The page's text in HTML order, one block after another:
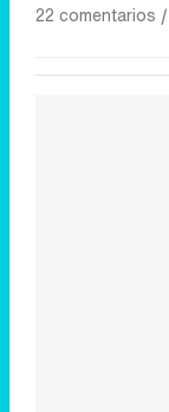
22 comentarios |